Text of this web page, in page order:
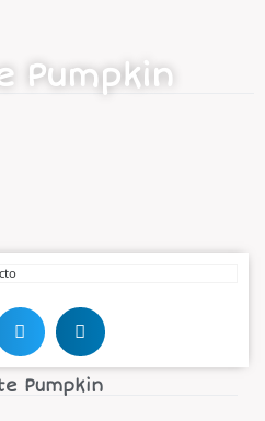
Pumpkin
Pumpkin